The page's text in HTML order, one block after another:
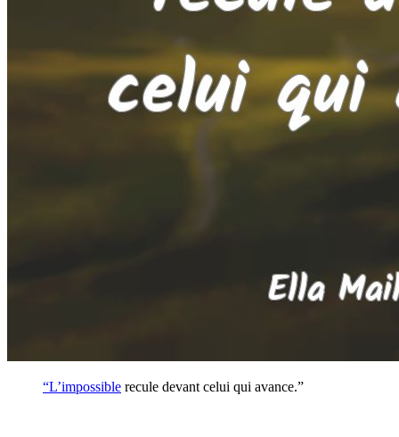
“L’impossible recule devant celui qui avance.”